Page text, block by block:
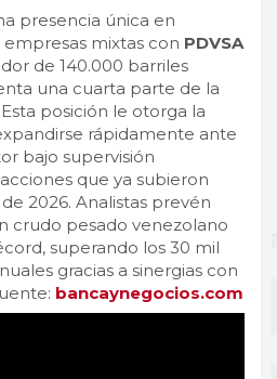
presencia única en
mixtas con PDVSA
de 140.000 barriles
una cuarta parte de la
posición le otorga la
rápidamente ante
bajo supervisión
que ya subieron
2026. Analistas prevén
crudo pesado venezolano
superando los 30 mil
gracias a sinergias con
bancaynegocios.com